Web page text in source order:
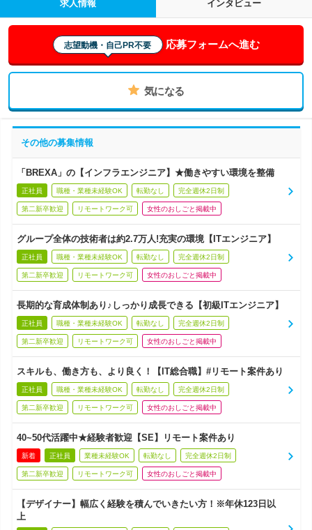
求人情報 インタビュー
志望動機・自己PR不要 応募フォームへ進む
気になる
その他の募集情報
「BREXA」の【インフラエンジニア】★働きやすい環境を整備
正社員 職種・業種未経験OK 転勤なし 完全週休2日制
第二新卒歓迎 リモートワーク可 女性のおしごと掲載中
グループ全体の技術者は約2.7万人!充実の環境【ITエンジニア】
正社員 職種・業種未経験OK 転勤なし 完全週休2日制
第二新卒歓迎 リモートワーク可 女性のおしごと掲載中
長期的な育成体制あり♪しっかり成長できる【初級ITエンジニア】
正社員 職種・業種未経験OK 転勤なし 完全週休2日制
第二新卒歓迎 リモートワーク可 女性のおしごと掲載中
スキルも、働き方も、より良く！【IT総合職】#リモート案件あり
正社員 職種・業種未経験OK 転勤なし 完全週休2日制
第二新卒歓迎 リモートワーク可 女性のおしごと掲載中
40~50代活躍中★経験者歓迎【SE】リモート案件あり
新着 正社員 業種未経験OK 転勤なし 完全週休2日制
第二新卒歓迎 リモートワーク可 女性のおしごと掲載中
【デザイナー】幅広く経験を積んでいきたい方！※年休123日以
上